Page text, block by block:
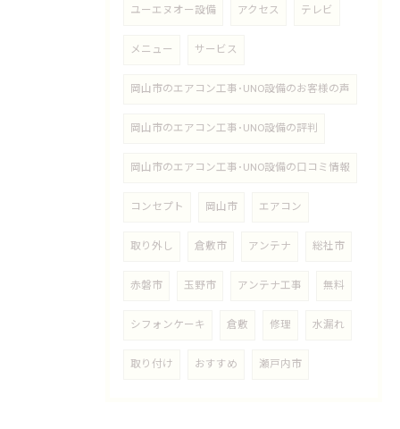
ユーエヌオー設備 アクセス テレビ
メニュー サービス
岡山市のエアコン工事･UNO設備のお客様の声
岡山市のエアコン工事･UNO設備の評判
岡山市のエアコン工事･UNO設備の口コミ情報
コンセプト 岡山市 エアコン
取り外し 倉敷市 アンテナ 総社市
赤磐市 玉野市 アンテナ工事 無料
シフォンケーキ 倉敷 修理 水漏れ
取り付け おすすめ 瀬戸内市